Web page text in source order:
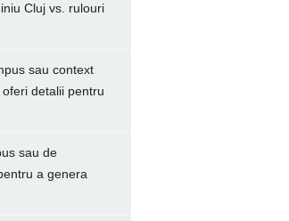
Cluj vs. rulouri
sau context
detalii pentru
sau de
a genera